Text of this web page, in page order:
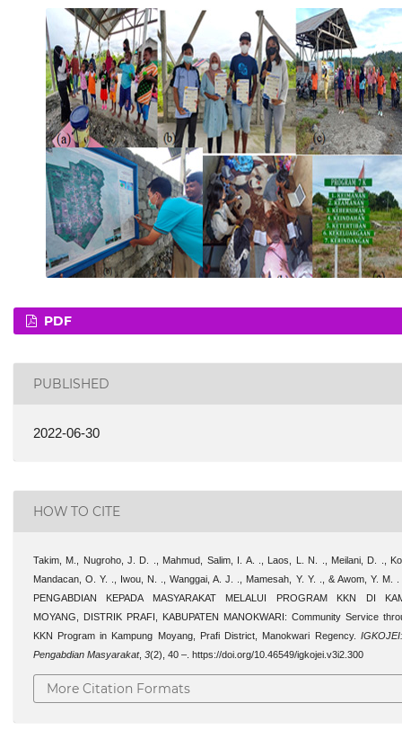
PDF
PUBLISHED
2022-06-30
HOW TO CITE
Takim, M., Nugroho, J. D. ., Mahmud, Salim, I. A. ., Laos, L. N. ., Meilani, D. .,
Mandacan, O. Y. ., Iwou, N. ., Wanggai, A. J. ., Mamesah, Y. Y. ., & Awom, Y. M. .
PENGABDIAN KEPADA MASYARAKAT MELALUI PROGRAM KKN DI
MOYANG, DISTRIK PRAFI, KABUPATEN MANOKWARI: Community Service
KKN Program in Kampung Moyang, Prafi District, Manokwari Regency.
Pengabdian Masyarakat, 3(2), 40 –. https://doi.org/10.46549/igkojei.v3i2.300
More Citation Formats